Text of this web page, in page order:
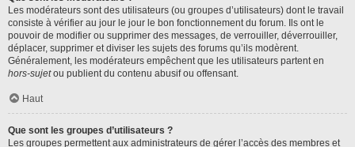
Les modérateurs sont des utilisateurs (ou groupes d’utilisateurs) dont le travail
consiste à vérifier au jour le jour le bon fonctionnement du forum. Ils ont le
pouvoir de modifier ou supprimer des messages, de verrouiller, déverrouiller,
déplacer, supprimer et diviser les sujets des forums qu’ils modèrent.
Généralement, les modérateurs empêchent que les utilisateurs partent en
hors-sujetou publient du contenu abusif ou offensant.
Haut
Que sont les groupes d’utilisateurs ?
Les groupes permettent aux administrateurs de gérer l’accès des membres et